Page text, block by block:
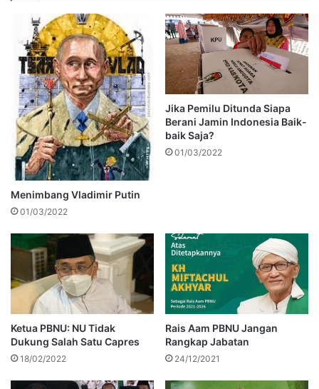
Menimbang Vladimir Putin
01/03/2022
Jika Pemilu Ditunda Siapa
Berani Jamin Indonesia Baik-
baik Saja?
01/03/2022
Ketua PBNU: NU Tidak
Dukung Salah Satu Capres
18/02/2022
Rais Aam PBNU Jangan
Rangkap Jabatan
24/12/2021